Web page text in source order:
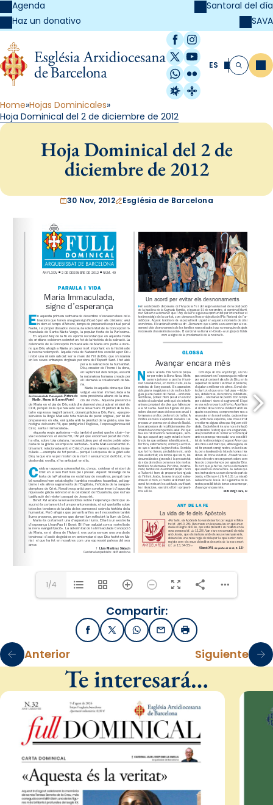
Agenda
Haz un donativo
Santoral del día
SAVA
Facebook
Instagram
X / Twitter
YouTube
WhatsApp
Flickr
Radio Estel
Catalunya
ES Buscar
Home Hojas Dominicales
Hoja Dominical del 2 de diciembre de 2012
Hoja Dominical del 2 de
diciembre de 2012
30 Nov, 2012 Església de Barcelona
1/4
Compartir:
FacebookX / TwitterWhatsApp
EmailImprimir
Anterior Siguiente
Te interesará…